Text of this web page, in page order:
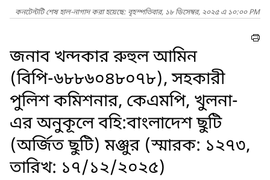
কনটেন্টটি শেষ হাল-নাগাদ করা হয়েছে: বৃহস্পতিবার, ১৮ ডিসেম্বর, ২০২৫ এ ১০:০০ PM
জনাব খন্দকার রুহুল আমিন
(বিপি-৬৮৮৬০৪৮০৭৮), সহকারী
পুলিশ কমিশনার, কেএমপি, খুলনা-
এর অনুকূলে বহি:বাংলাদেশ ছুটি
(অর্জিত ছুটি) মঞ্জুর (স্মারক: ১২৭৩,
তারিখ: ১৭/১২/২০২৫)